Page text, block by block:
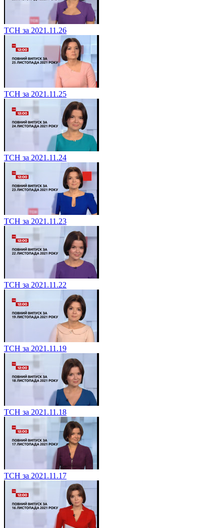
ТСН за 2021.11.26
ТСН за 2021.11.25
ТСН за 2021.11.24
ТСН за 2021.11.23
ТСН за 2021.11.22
ТСН за 2021.11.19
ТСН за 2021.11.18
ТСН за 2021.11.17